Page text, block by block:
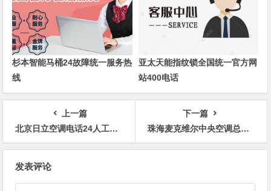
杉本智能马桶24故障统一服务热
线
亚太天能指纹锁全国统一官方网
站400电话
上一篇
北京日立空调电话24人工客服热线
下一篇
珠海麦克维尔中央空调总部400售后400全国电话是多少
发表评论